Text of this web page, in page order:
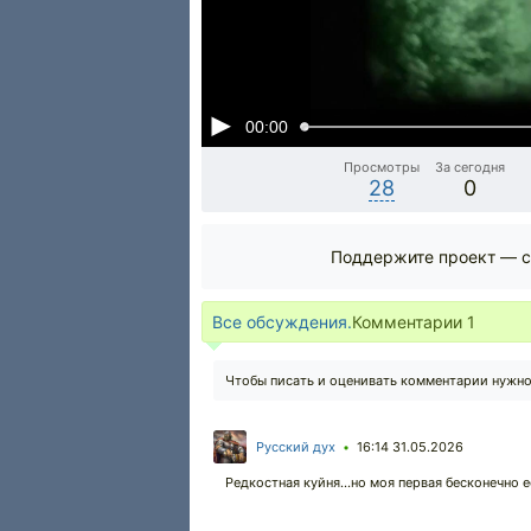
00:00
Просмотры
28
За сегодня
0
Поддержите проект —
Все обсуждения.Комментарии 1
Чтобы писать и оценивать комментарии
Русский дух • 16:14 31.05.2026
Редкостная куйня...но моя первая бесконечно